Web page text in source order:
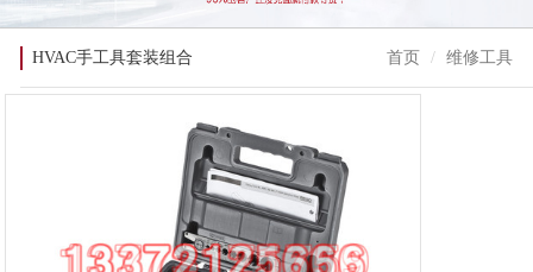
HVAC手工具套装组合 首页 维修工具